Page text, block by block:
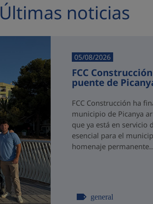
Últimas noticias
05/08/2026
FCC
puente de
FCC Construcción ha
municipio de Picanya
que ya está en servicio
esencial para el
homenaje
general